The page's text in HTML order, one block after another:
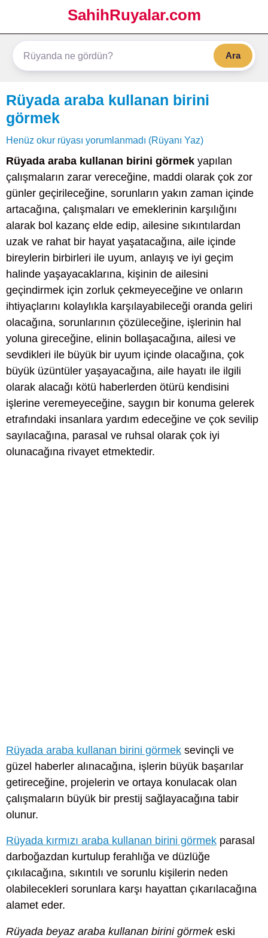
SahihRuyalar.com
Ara
Rüyada araba kullanan birini
görmek
Henüz okur rüyası yorumlanmadı (Rüyanı Yaz)
Rüyada araba kullanan birini görmek yapılan
çalışmaların zarar vereceğine, maddi olarak çok zor
günler geçirileceğine, sorunların yakın zaman içinde
artacağına, çalışmaları ve emeklerinin karşılığını
alarak bol kazanç elde edip, ailesine sıkıntılardan
uzak ve rahat bir hayat yaşatacağına, aile içinde
bireylerin birbirleri ile uyum, anlayış ve iyi geçim
halinde yaşayacaklarına, kişinin de ailesini
geçindirmek için zorluk çekmeyeceğine ve onların
ihtiyaçlarını kolaylıkla karşılayabileceği oranda geliri
olacağına, sorunlarının çözüleceğine, işlerinin hal
yoluna gireceğine, elinin bollaşacağına, ailesi ve
sevdikleri ile büyük bir uyum içinde olacağına, çok
büyük üzüntüler yaşayacağına, aile hayatı ile ilgili
olarak alacağı kötü haberlerden ötürü kendisini
işlerine veremeyeceğine, saygın bir konuma gelerek
etrafındaki insanlara yardım edeceğine ve çok sevilip
sayılacağına, parasal ve ruhsal olarak çok iyi
olunacağına rivayet etmektedir.
Rüyada araba kullanan birini görmek sevinçli ve
güzel haberler alınacağına, işlerin büyük başarılar
getireceğine, projelerin ve ortaya konulacak olan
çalışmaların büyük bir prestij sağlayacağına tabir
olunur.
Rüyada kırmızı araba kullanan birini görmek parasal
darboğazdan kurtulup ferahlığa ve düzlüğe
çıkılacağına, sıkıntılı ve sorunlu kişilerin neden
olabilecekleri sorunlara karşı hayattan çıkarılacağına
alamet eder.
Rüyada beyaz araba kullanan birini görmekeski